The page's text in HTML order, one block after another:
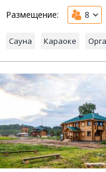
Размещение: 8
Сауна Караоке